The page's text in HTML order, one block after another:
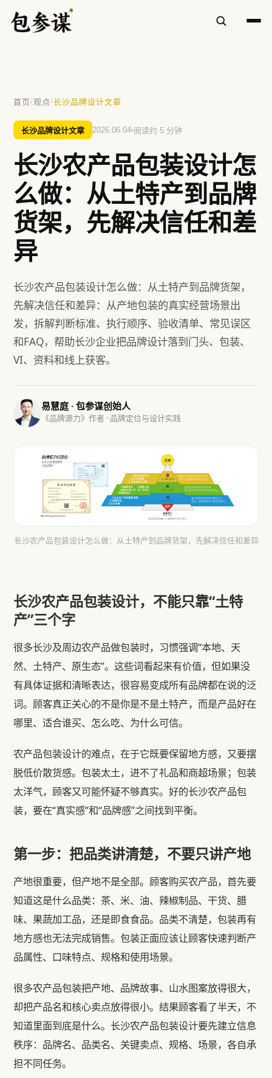
VI设计 空间设计 标志设计 包装设计
餐饮 方鲜 慧庭手写体
提示：⌘/Ctrl + K 随时唤起搜索
首页/观点/长沙品牌设计文章
长沙品牌设计文章 2026.06.04 阅读约 5 分钟
长沙农产品包装设计怎
么做：从土特产到品牌
货架，先解决信任和差
异
长沙农产品包装设计怎么做：从土特产到品牌货架，
先解决信任和差异：从产地包装的真实经营场景出
发，拆解判断标准、执行顺序、验收清单、常见误区
和FAQ，帮助长沙企业把品牌设计落到门头、包装、
VI、资料和线上获客。
易慧庭 · 包参谋创始人
《品牌源力》作者 · 品牌定位与设计实践
长沙农产品包装设计怎么做：从土特产到品牌货架，先解决信任和差异
长沙农产品包装设计，不能只靠“土特
产”三个字
很多长沙及周边农产品做包装时，习惯强调“本地、天
然、土特产、原生态”。这些词看起来有价值，但如果没
有具体证据和清晰表达，很容易变成所有品牌都在说的泛
词。顾客真正关心的不是你是不是土特产，而是产品好在
哪里、适合谁买、怎么吃、为什么可信。
农产品包装设计的难点，在于它既要保留地方感，又要摆
脱低价散货感。包装太土，进不了礼品和商超场景；包装
太洋气，顾客又可能怀疑不够真实。好的长沙农产品包
装，要在“真实感”和“品牌感”之间找到平衡。
第一步：把品类讲清楚，不要只讲产地
产地很重要，但产地不是全部。顾客购买农产品，首先要
知道这是什么品类：茶、米、油、辣椒制品、干货、腊
味、果蔬加工品，还是即食食品。品类不清楚，包装再有
地方感也无法完成销售。包装正面应该让顾客快速判断产
品属性、口味特点、规格和使用场景。
很多农产品包装把产地、品牌故事、山水图案放得很大，
却把产品名和核心卖点放得很小。结果顾客看了半天，不
知道里面到底是什么。长沙农产品包装设计要先建立信息
秩序：品牌名、品类名、关键卖点、规格、场景，各自承
担不同任务。